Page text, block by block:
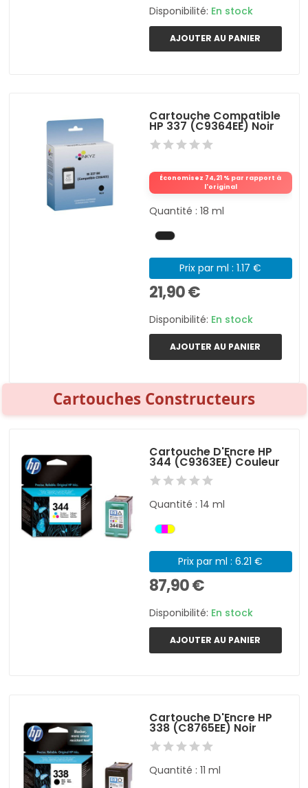
Disponibilité: En stock
AJOUTER AU PANIER
Cartouche Compatible
HP 337 (C9364EE) Noir
Économisez 74,21 % par rapport à
l'original
Quantité : 18 ml
Prix par ml : 1.17 €
21,90 €
Disponibilité: En stock
AJOUTER AU PANIER
Cartouches Constructeurs
Cartouche D'Encre HP
344 (C9363EE) Couleur
Quantité : 14 ml
Prix par ml : 6.21 €
87,90 €
Disponibilité: En stock
AJOUTER AU PANIER
Cartouche D'Encre HP
338 (C8765EE) Noir
Quantité : 11 ml